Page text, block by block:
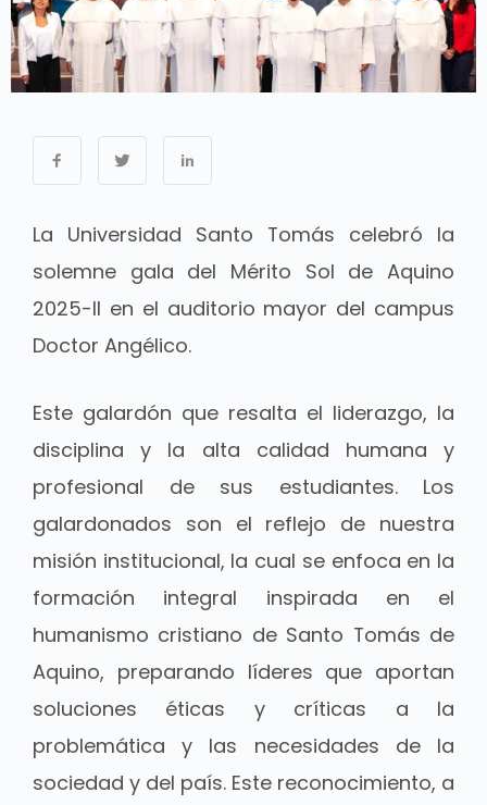
La Universidad Santo Tomás celebró la
solemne gala del Mérito Sol de Aquino
2025-II en el auditorio mayor del campus
Doctor Angélico.
Este galardón que resalta el liderazgo, la
disciplina y la alta calidad humana y
profesional de sus estudiantes. Los
galardonados son el reflejo de nuestra
misión institucional, la cual se enfoca en la
formación integral inspirada en el
humanismo cristiano de Santo Tomás de
Aquino, preparando líderes que aportan
soluciones éticas y críticas a la
problemática y las necesidades de la
sociedad y del país. Este reconocimiento, a